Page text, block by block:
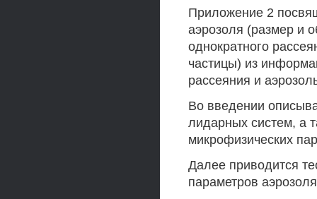
Приложение 2
аэрозоля (размер и
однократного
частицы) из
рассеяния и
Во введении
лидарных систем, а
микрофизических
Далее приводится
параметров